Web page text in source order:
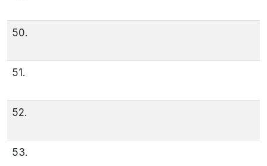
50.
51.
52.
53.